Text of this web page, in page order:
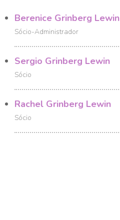
Berenice Grinberg Lewin
Sócio-Administrador
Sergio Grinberg Lewin
Sócio
Rachel Grinberg Lewin
Sócio